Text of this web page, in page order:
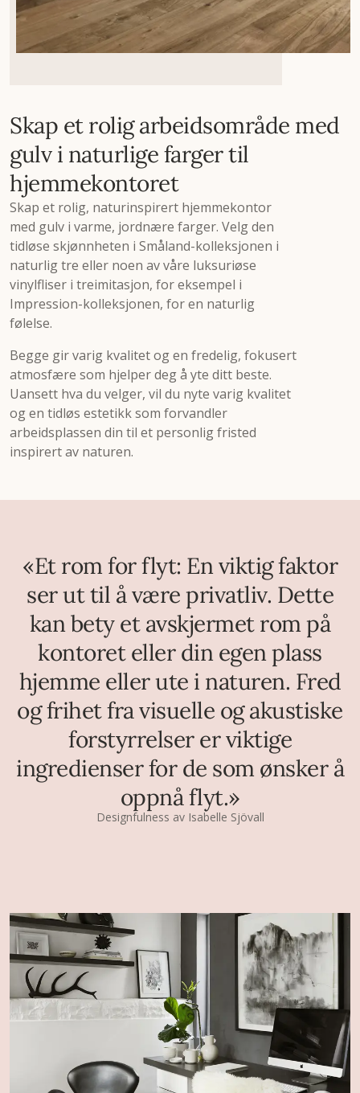
Skap et rolig arbeidsområde med
gulv i naturlige farger til
hjemmekontoret
Skap et rolig, naturinspirert hjemmekontor
med gulv i varme, jordnære farger. Velg den
tidløse skjønnheten i Småland-kolleksjonen i
naturlig tre eller noen av våre luksuriøse
vinylfliser i treimitasjon, for eksempel i
Impression-kolleksjonen, for en naturlig
følelse.
Begge gir varig kvalitet og en fredelig, fokusert
atmosfære som hjelper deg å yte ditt beste.
Uansett hva du velger, vil du nyte varig kvalitet
og en tidløs estetikk som forvandler
arbeidsplassen din til et personlig fristed
inspirert av naturen.
«Et rom for flyt: En viktig faktor
ser ut til å være privatliv. Dette
kan bety et avskjermet rom på
kontoret eller din egen plass
hjemme eller ute i naturen. Fred
og frihet fra visuelle og akustiske
forstyrrelser er viktige
ingredienser for de som ønsker å
oppnå flyt.»
Designfulness av Isabelle Sjövall